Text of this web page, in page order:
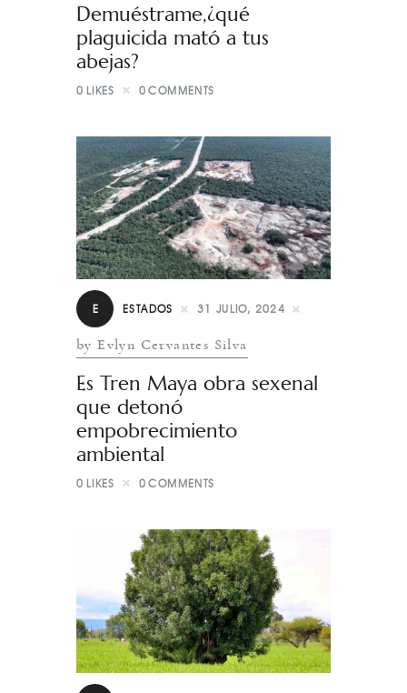
Demuéstrame,¿qué
plaguicida mató a tus
abejas?
0 LIKES 0 COMMENTS
E ESTADOS 31 JULIO, 2024
by Evlyn Cervantes Silva
Es Tren Maya obra sexenal
que detonó
empobrecimiento
ambiental
0 LIKES 0 COMMENTS